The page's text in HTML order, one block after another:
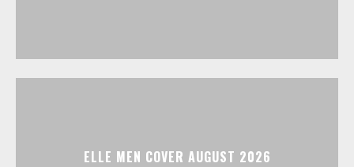
ELLE MEN COVER AUGUST 2026